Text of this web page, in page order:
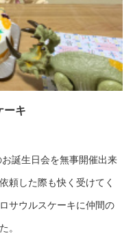
ーキ
誕生日会を無事開催出来
頼した際も快く受けてく
サウルスケーキに仲間の
。